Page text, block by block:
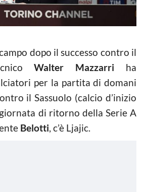
dopo il successo contro il
Walter Mazzarri ha
per la partita di domani
il Sassuolo (calcio d’inizio
di ritorno della Serie A
Belotti, c’è Ljajic.